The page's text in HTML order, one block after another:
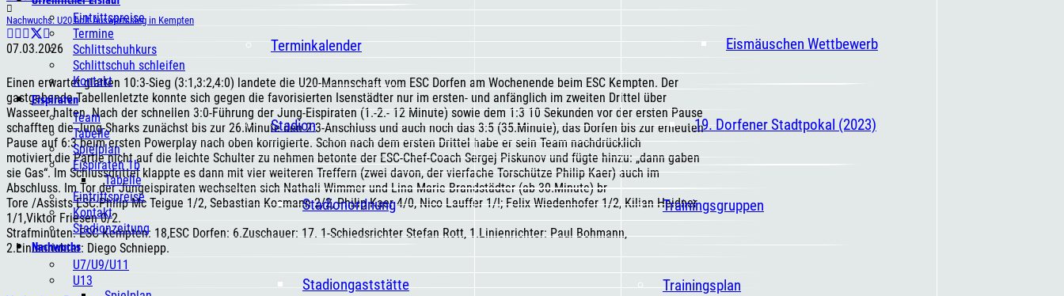
Eismäuschen Wettbewerb
19. Dorfener Stadtpokal (2023)
Trainingsgruppen
Trainingsplan
Terminkalender
Stadion
Stadionordnung
Stadiongaststätte
Eintrittspreise
Termine
Schlittschuhkurs
Schlittschuh schleifen
Kontakt
Eispiraten
Team
Tabelle
Spielplan
Eispiraten 1b
Tabelle
Eintrittspreise
Kontakt
Stadionzeitung
Nachwuchs
U7/U9/U11
U13
Nachwuchs: U20 holt Auswärtssieg in Kempten
07.03.2026
Einen erwartet glatten 10:3-Sieg (3:1,3:2,4:0) landete die U20-Mannschaft vom ESC Dorfen am Wochenende beim ESC Kempten. Der
gastgebende Tabellenletzte konnte sich gegen die favorisierten Isenstädter nur im ersten- und anfänglich im zweiten Drittel über
Wasseer halten. Nach der schnellen 3:0-Führung der Jung-Eispiraten (1.-2.- 12 Minute) sowie dem 1:3 10 Sekunden vor der ersten Pause
schafften die Jung-Sharks zunächst bis zur 26.Minute den 2:3-Anschluss und auch noch das 3:5 (35.Minute), das Dorfen bis zur erneuten
Pause auf 6:3 beim ersten Powerplay nach oben korrigierte. Schon nach dem ersten Drittel habe er sein Team nachdrücklich
motiviert,die Partie nicht auf die leichte Schulter zu nehmen betonte der ESC-Chef-Coach Sergej Piskunov und fügte hinzu: „dann gaben
sie Gas“. Im Schlussdrittel klappte es dann mit vier weiteren Treffern (zwei davon, der vierfache Torschütze Philip Kaer) auch im
Abschluss. Im Tor der Jungeispiraten wechselten sich Nathali Wimmer und Lina Marie Brandstädter (ab 30.Minute) br
Tore /Assists ESC:Philip Mc Teigue 1/2, Sebastian Kosmann 2/2, Philip Kaer 4/0, Nico Lauffer 1/!; Felix Wiedenhofer 1/2, Kilian Heidner
1/1,Viktor Friesen 0/2.
Strafminuten: ESC Kempten: 18,ESC Dorfen: 6.Zuschauer: 17. 1-Schiedsrichter Stefan Rott, 1.Linienrichter: Paul Bohmann,
2.Linienrichter: Diego Schniepp.